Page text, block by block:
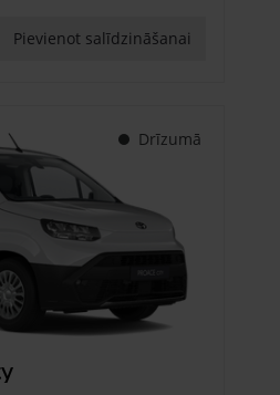
Pievienot salīdzināšanai
Drīzumā